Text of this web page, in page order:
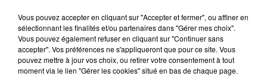
INCENDIES : 184 PERSONNES INTERPELLÉES DEPUIS DÉBUT
JUILLET, DES...
Vous pouvez accepter en cliquant sur "Accepter et fermer", ou affiner en
sélectionnant les finalités et/ou partenaires dans "Gérer mes choix".
Vous pouvez également refuser en cliquant sur "Continuer sans
accepter". Vos préférences ne s'appliqueront que pour ce site. Vous
pouvez mettre à jour vos choix, ou retirer votre consentement à tout
moment via le lien "Gérer les cookies" situé en bas de chaque page.